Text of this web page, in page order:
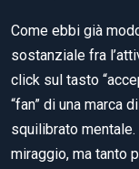
Come ebbi già
sostanziale fra
click sul tasto
“fan” di una marca
squilibrato mentale.
miraggio, ma tanto